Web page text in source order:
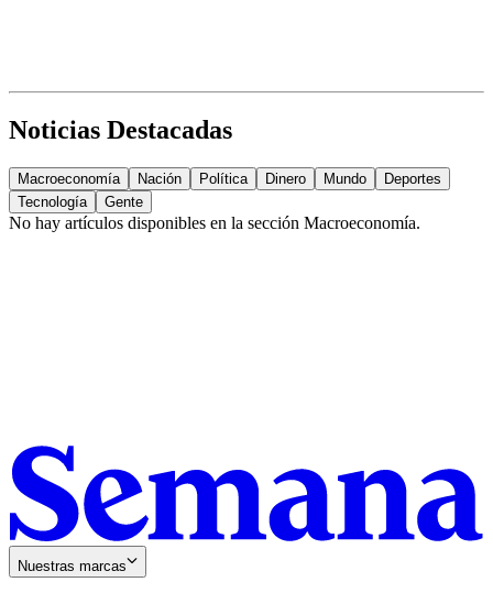
Noticias Destacadas
Macroeconomía Nación Política Dinero Mundo
Deportes
Tecnología
Gente
No hay artículos disponibles en la sección Macroeconomía.
Nuestras marcas